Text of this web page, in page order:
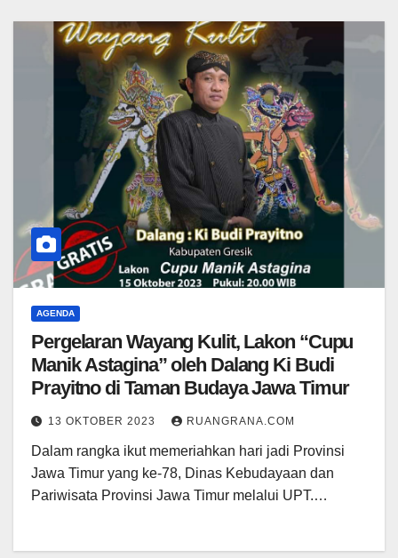
AGENDA
Pergelaran Wayang Kulit, Lakon “Cupu
Manik Astagina” oleh Dalang Ki Budi
Prayitno di Taman Budaya Jawa Timur
13 OKTOBER 2023 RUANGRANA.COM
Dalam rangka ikut memeriahkan hari jadi Provinsi
Jawa Timur yang ke-78, Dinas Kebudayaan dan
Pariwisata Provinsi Jawa Timur melalui UPT.…